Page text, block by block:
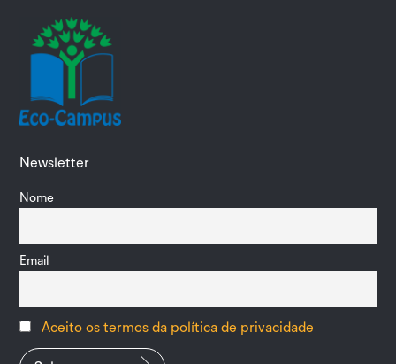
Newsletter
Nome
Email
Aceito os termos da política de privacidade